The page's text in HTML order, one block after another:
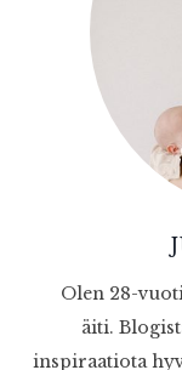
Olen 28-
äiti.
inspiraatiota